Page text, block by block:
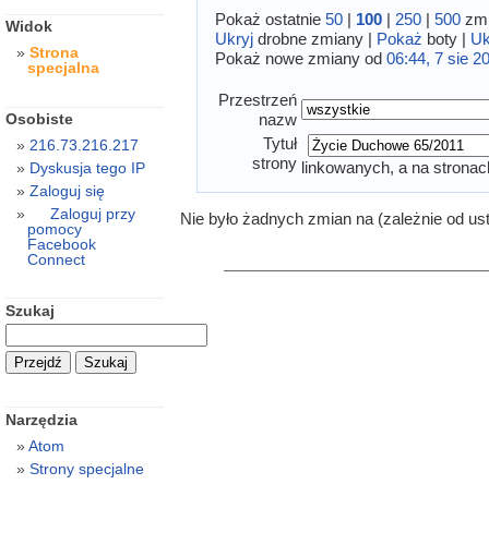
Pokaż ostatnie 50| 100| 250| 500
Ukryjdrobne zmiany | Pokaż boty |
Pokaż nowe zmiany od 06:44, 7 sie
Przestrzeń
nazw
Tytuł
strony linkowanych, a na
Nie było żadnych zmian na (zależnie od
Widok
Strona
specjalna
Osobiste
216.73.216.217
Dyskusja tego IP
Zaloguj się
Zaloguj przy
pomocy
Facebook
Connect
Szukaj
Narzędzia
Atom
Strony specjalne